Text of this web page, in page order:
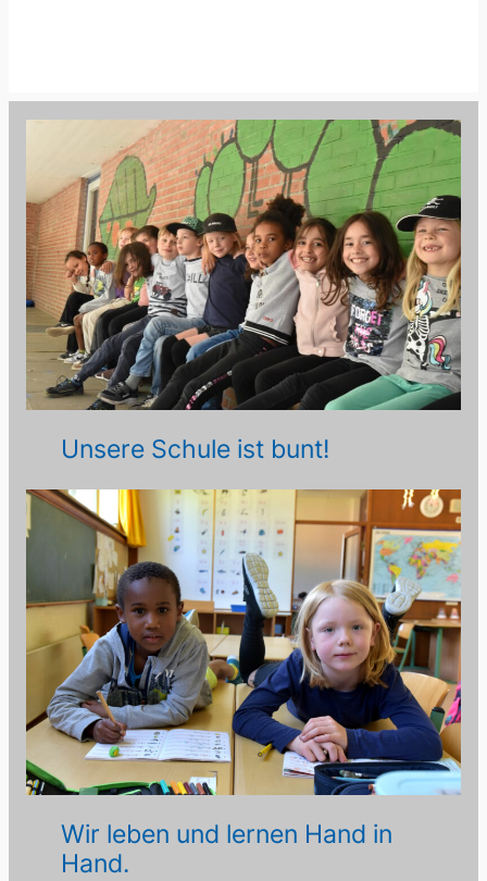
Unsere Schule ist bunt!
Wir leben und lernen Hand in
Hand.